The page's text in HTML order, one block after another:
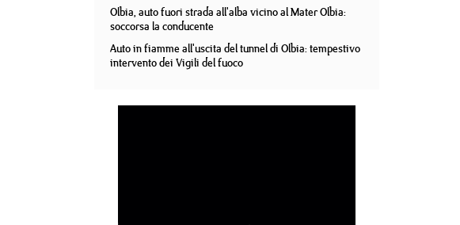
Olbia, auto fuori strada all'alba vicino al Mater Olbia:
soccorsa la conducente
Auto in fiamme all'uscita del tunnel di Olbia: tempestivo
intervento dei Vigili del fuoco